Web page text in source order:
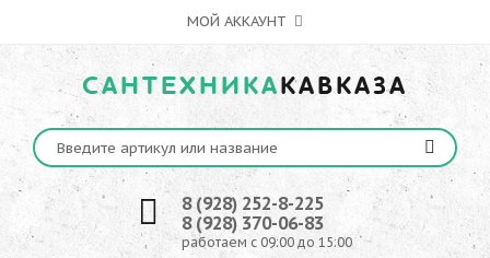
МОЙ АККАУНТ
САНТЕХНИКАКАВКАЗА
8 (928) 252-8-225
8 (928) 370-06-83
работаем с 09:00 до 15:00